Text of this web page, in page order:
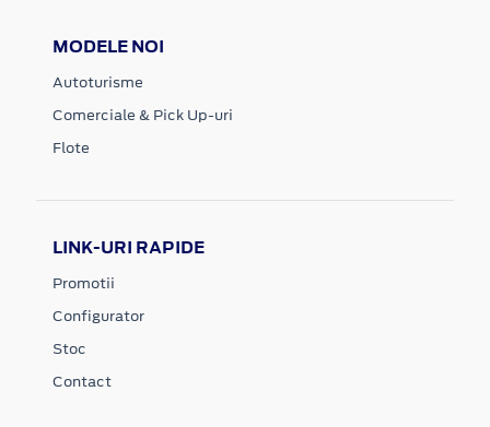
MODELE NOI
Autoturisme
Comerciale & Pick Up-uri
Flote
LINK-URI RAPIDE
Promotii
Configurator
Stoc
Contact